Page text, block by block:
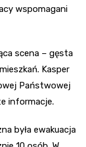
wspomagani
scena – gęsta
Kasper
Państwowej
informacje.
była ewakuacja